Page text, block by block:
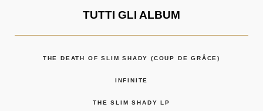
TUTTI GLI ALBUM
THE DEATH OF SLIM SHADY (COUP DE GRÂCE)
INFINITE
THE SLIM SHADY LP